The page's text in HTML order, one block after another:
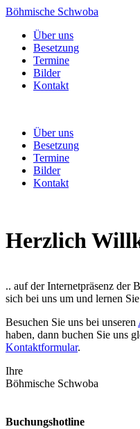
Böhmische Schwoba
Über uns
Besetzung
Termine
Bilder
Kontakt
Über uns
Besetzung
Termine
Bilder
Kontakt
Herzlich
.. auf der Internetpräsenz der
sich bei uns um und lernen
Besuchen Sie uns bei unseren
haben, dann buchen Sie uns
Kontaktformular.
Ihre
Böhmische Schwoba
Buchungshotline